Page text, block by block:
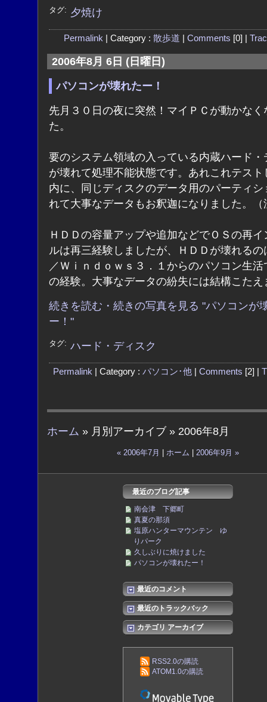
タグ: 夕焼け
Permalink | Category : 散歩道 Comments [0] |
2006年8月 6日 (日曜日)
パソコンが壊れたー！
先月３０日の夜に突然！マイＰＣが動かなく
た。
要のシステム領域の入っている内蔵ハード・
が壊れて処理不能状態です。あれこれテスト
内に、同じディスクのデータ用のパーティシ
れて大事なデータもお釈迦になりました。（
ＨＤＤの容量アップや追加などでＯＳの再イ
ルは再三経験しましたが、ＨＤＤが壊れるの
／Ｗｉｎｄｏｗｓ３．１からのパソコン生活
の経験。大事なデータの紛失には結構こたえ
続きを読む・続きの写真を見る "パソコンが
ー！"
タグ: ハード・ディスク
Permalink | Category : パソコン･他| Comments [2] |
ホーム » 月別アーカイブ » 2006年8月
« 2006年7月 ホーム 2006年9月 »
最近のブログ記事
南会津 下郷町
真夏の那須
塩原ハンターマウンテン ゆ
りパーク
久しぶりに焼けました
パソコンが壊れたー！
最近のコメント
最近のトラックバック
カテゴリ アーカイブ
RSS2.0の購読
ATOM1.0の購読